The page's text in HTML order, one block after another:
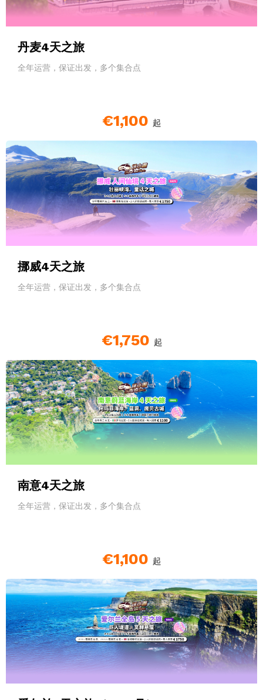
丹麦4天之旅
全年运营，保证出发，多个集合点
€1,100 起
挪威4天之旅
全年运营，保证出发，多个集合点
€1,750 起
南意4天之旅
全年运营，保证出发，多个集合点
€1,100 起